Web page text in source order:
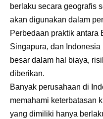
berlaku secara geografis
akan digunakan dalam
Perbedaan praktik antara
Singapura, dan
besar dalam hal biaya,
diberikan.
Banyak perusahaan di
memahami keterbatasan
yang dimiliki hanya